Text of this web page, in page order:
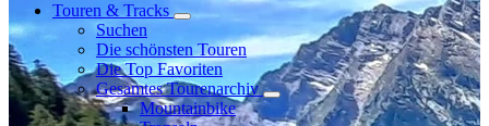
Touren & Tracks
Suchen
Die schönsten Touren
Die Top Favoriten
Gesamtes Tourenarchiv
Mountainbike